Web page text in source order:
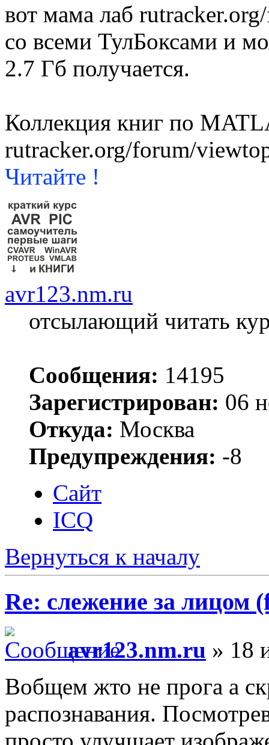
вот мама лаб
со всеми ТулБоксами и
2.7 Гб получается.
Коллекция книг по
rutracker.org/forum/
Читайте !
avr123.nm.ru
отсылающий читать
Сообщения: 14195
Зарегистрирован: 06
Откуда: Москва
Предупреждения: -8
Сайт
ICQ
Вернуться к началу
Re: слежение за лицом
avr123.nm.ru » 18
Вобщем жто не прога а
распознавания.